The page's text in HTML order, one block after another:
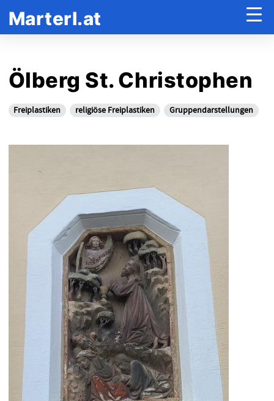
Marterl.at
Ölberg St. Christophen
Freiplastiken religiöse Freiplastiken Gruppendarstellungen